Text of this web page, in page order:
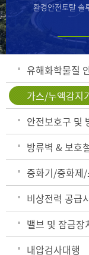
환경안전토탈 솔
유해화학물질
가스/누액감지
안전보호구 및
방류벽 & 보호
중화기/중화제/
비상전력 공급
밸브 및 잠금장
내압검사대행